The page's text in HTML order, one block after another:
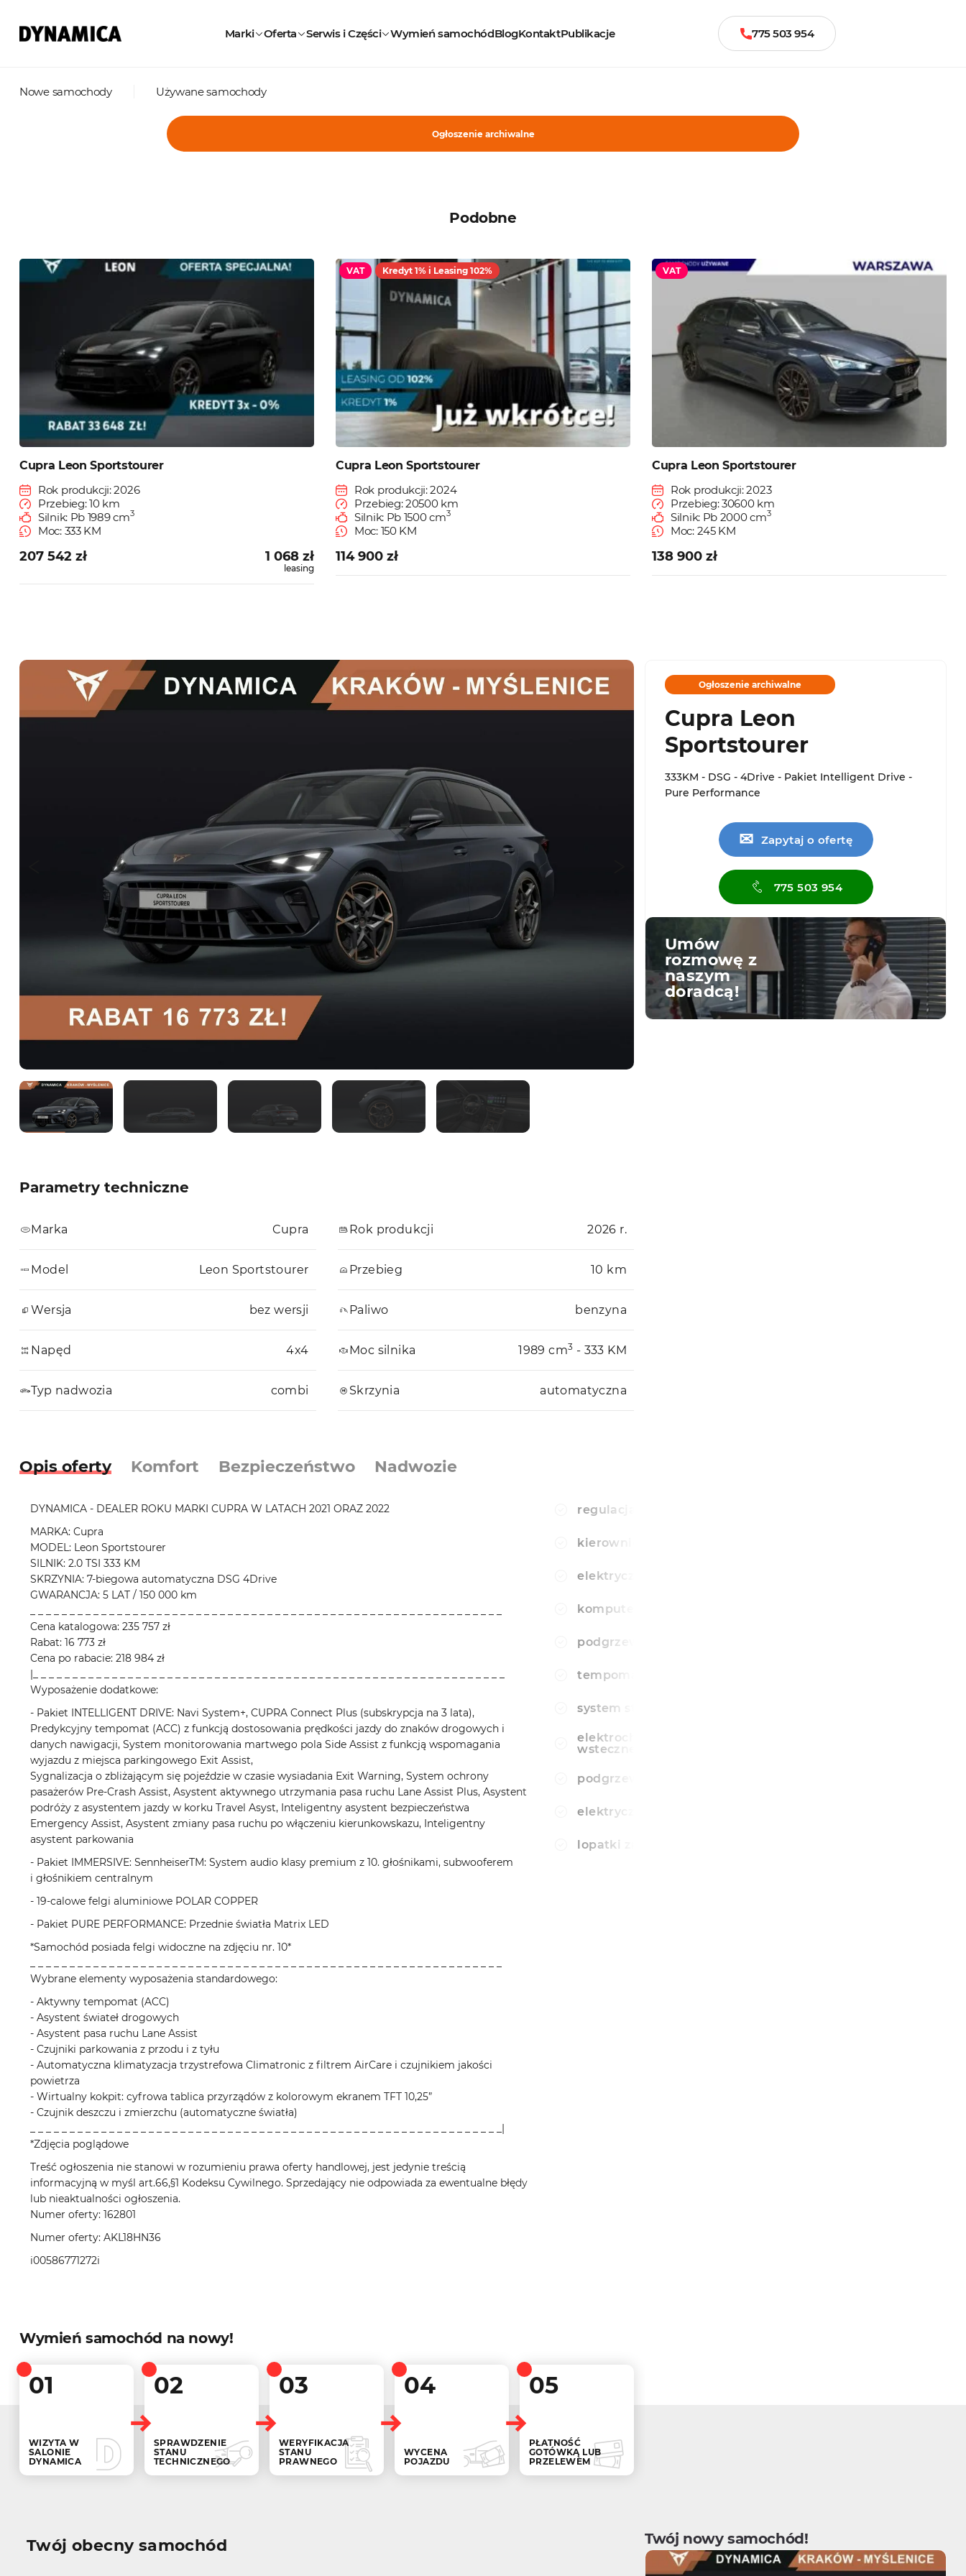
Marki Oferta Serwis i Części Wymień samochódBlogKontaktPublikacje 775 503 954
Nowe samochody Używane samochody
Ogłoszenie archiwalne
Podobne
Cupra Leon Sportstourer
Rok produkcji: 2026
Przebieg: 10 km
Silnik: Pb 1989 cm3
Moc: 333 KM
207 542 zł 1 068 zł
leasing
VAT Kredyt 1% i Leasing 102%
Cupra Leon Sportstourer
Rok produkcji: 2024
Przebieg: 20500 km
Silnik: Pb 1500 cm3
Moc: 150 KM
114 900 zł
VAT
Cupra Leon Sportstourer
Rok produkcji: 2023
Przebieg: 30600 km
Silnik: Pb 2000 cm3
Moc: 245 KM
138 900 zł
Parametry techniczne
Marka Cupra
Model Leon Sportstourer
Wersja bez wersji
Napęd 4x4
Typ nadwozia combi
Rok produkcji 2026 r.
Przebieg 10 km
Paliwo benzyna
Moc silnika 1989 cm3 - 333 KM
Skrzynia automatyczna
Opis oferty Komfort Bezpieczeństwo Nadwozie
DYNAMICA - DEALER ROKU MARKI CUPRA W LATACH 2021 ORAZ 2022
MARKA: Cupra
MODEL: Leon Sportstourer
SILNIK: 2.0 TSI 333 KM
SKRZYNIA: 7-biegowa automatyczna DSG 4Drive
GWARANCJA: 5 LAT / 150 000 km
Cena katalogowa: 235 757 zł
Rabat: 16 773 zł
Cena po rabacie: 218 984 zł
|_ _ _ _ _ _ _ _ _ _ _ _ _ _ _ _ _ _ _ _ _ _ _ _ _ _ _ _ _ _ _ _ _ _ _ _ _ _ _ _ _ _ _ _ _ _ _ _ _ _ _ _ _ _ _ _ _ _ _ _
Wyposażenie dodatkowe:
- Pakiet INTELLIGENT DRIVE: Navi System+, CUPRA Connect Plus (subskrypcja na 3 lata),
Predykcyjny tempomat (ACC) z funkcją dostosowania prędkości jazdy do znaków drogowych i
danych nawigacji, System monitorowania martwego pola Side Assist z funkcją wspomagania
wyjazdu z miejsca parkingowego Exit Assist,
Sygnalizacja o zbliżającym się pojeździe w czasie wysiadania Exit Warning, System ochrony
pasażerów Pre-Crash Assist, Asystent aktywnego utrzymania pasa ruchu Lane Assist Plus, Asystent
podróży z asystentem jazdy w korku Travel Asyst, Inteligentny asystent bezpieczeństwa
Emergency Assist, Asystent zmiany pasa ruchu po włączeniu kierunkowskazu, Inteligentny
asystent parkowania
- Pakiet IMMERSIVE: SennheiserTM: System audio klasy premium z 10. głośnikami, subwooferem
i głośnikiem centralnym
- 19-calowe felgi aluminiowe POLAR COPPER
- Pakiet PURE PERFORMANCE: Przednie światła Matrix LED
*Samochód posiada felgi widoczne na zdjęciu nr. 10*
Wybrane elementy wyposażenia standardowego:
- Aktywny tempomat (ACC)
- Asystent świateł drogowych
- Asystent pasa ruchu Lane Assist
- Czujniki parkowania z przodu i z tyłu
- Automatyczna klimatyzacja trzystrefowa Climatronic z filtrem AirCare i czujnikiem jakości
powietrza
- Wirtualny kokpit: cyfrowa tablica przyrządów z kolorowym ekranem TFT 10,25”
- Czujnik deszczu i zmierzchu (automatyczne światła)
_ _ _ _ _ _ _ _ _ _ _ _ _ _ _ _ _ _ _ _ _ _ _ _ _ _ _ _ _ _ _ _ _ _ _ _ _ _ _ _ _ _ _ _ _ _ _ _ _ _ _ _ _ _ _ _ _ _ _ _|
*Zdjęcia poglądowe
Treść ogłoszenia nie stanowi w rozumieniu prawa oferty handlowej, jest jedynie treścią
informacyjną w myśl art.66,§1 Kodeksu Cywilnego. Sprzedający nie odpowiada za ewentualne błędy
lub nieaktualności ogłoszenia.
Numer oferty: 162801
Numer oferty: AKL18HN36
i00586771272i
regulacja wysokosci fotela
kierownica wielofunkcyjna
elektryczne szyby tylne
komputer pokladowy
podgrzewane fotele
tempomat
system start-stop
elektrochromatyczne lusterko
wsteczne
podgrzewane lusterka boczne
elektrycznie ustawiane fotele
lopatki zmiany biegow
Ogłoszenie archiwalne
Cupra Leon
Sportstourer
333KM - DSG - 4Drive - Pakiet Intelligent Drive -
Pure Performance
✉ Zapytaj o ofertę
775 503 954
Umów
rozmowę z
naszym
doradcą!
Wymień samochód na nowy!
01
WIZYTA W
SALONIE
DYNAMICA
02
SPRAWDZENIE
STANU
TECHNICZNEGO
03
WERYFIKACJA
STANU
PRAWNEGO
04
WYCENA
POJAZDU
05
PŁATNOŚĆ
GOTÓWKĄ LUB
PRZELEWEM
Twój obecny samochód Twój nowy samochód!